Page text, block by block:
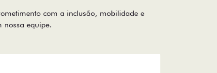
com a inclusão, mobilidade e
nossa equipe.